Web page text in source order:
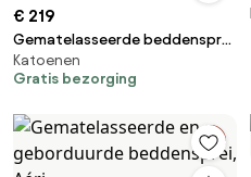
€ 219
Gematelasseerde beddensprei
in fluweelkatoen, Velvet
Katoenen
Gratis bezorging